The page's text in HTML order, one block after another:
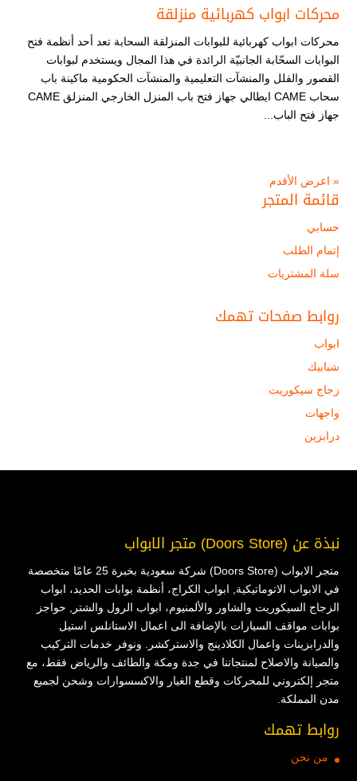
محركات ابواب كهربائية منزلقة
محركات ابواب كهربائية للبوابات المنزلقة السحابة تعد أحد أنظمة فتح
البوابات السحّابة الجانبيّة الرائدة في هذا المجال ويستخدم لبوابات
القصور والفلل والمنشآت التعليمية والمنشآت الحكومية ماكينة باب
سحاب CAME ايطالي جهاز فتح باب المنزل الخارجي المنزلق CAME
جهاز فتح الباب...
« اعرض الأقدم
قائمة المتجر
حسابي
إتمام الطلب
سلة المشتريات
روابط صفحات تهمك
ابواب
شبابيك
زجاج سيكوريت
واجهات
درابزين
نبذة عن (Doors Store) متجر الابواب
متجر الابواب (Doors Store) شركة سعودية بخبرة 25 عامًا متخصصة
في الابواب الاتوماتيكية, ابواب الكراج، أنظمة بوابات الحديد، ابواب
الزجاج السيكوريت والشاور والألمنيوم، ابواب الرول والشتر, حواجز
بوابات مواقف السيارات بالإضافة الى اعمال الاستانلس استيل
والدرابزينات واعمال الكلادينج والاستركشر. ونوفر خدمات التركيب
والصيانة والاصلاح لمنتجاتنا في جدة ومكة والطائف والرياض فقط، مع
متجر إلكتروني للمحركات وقطع الغيار والاكسسوارات وشحن لجميع
مدن المملكة.
روابط تهمك
من نحن